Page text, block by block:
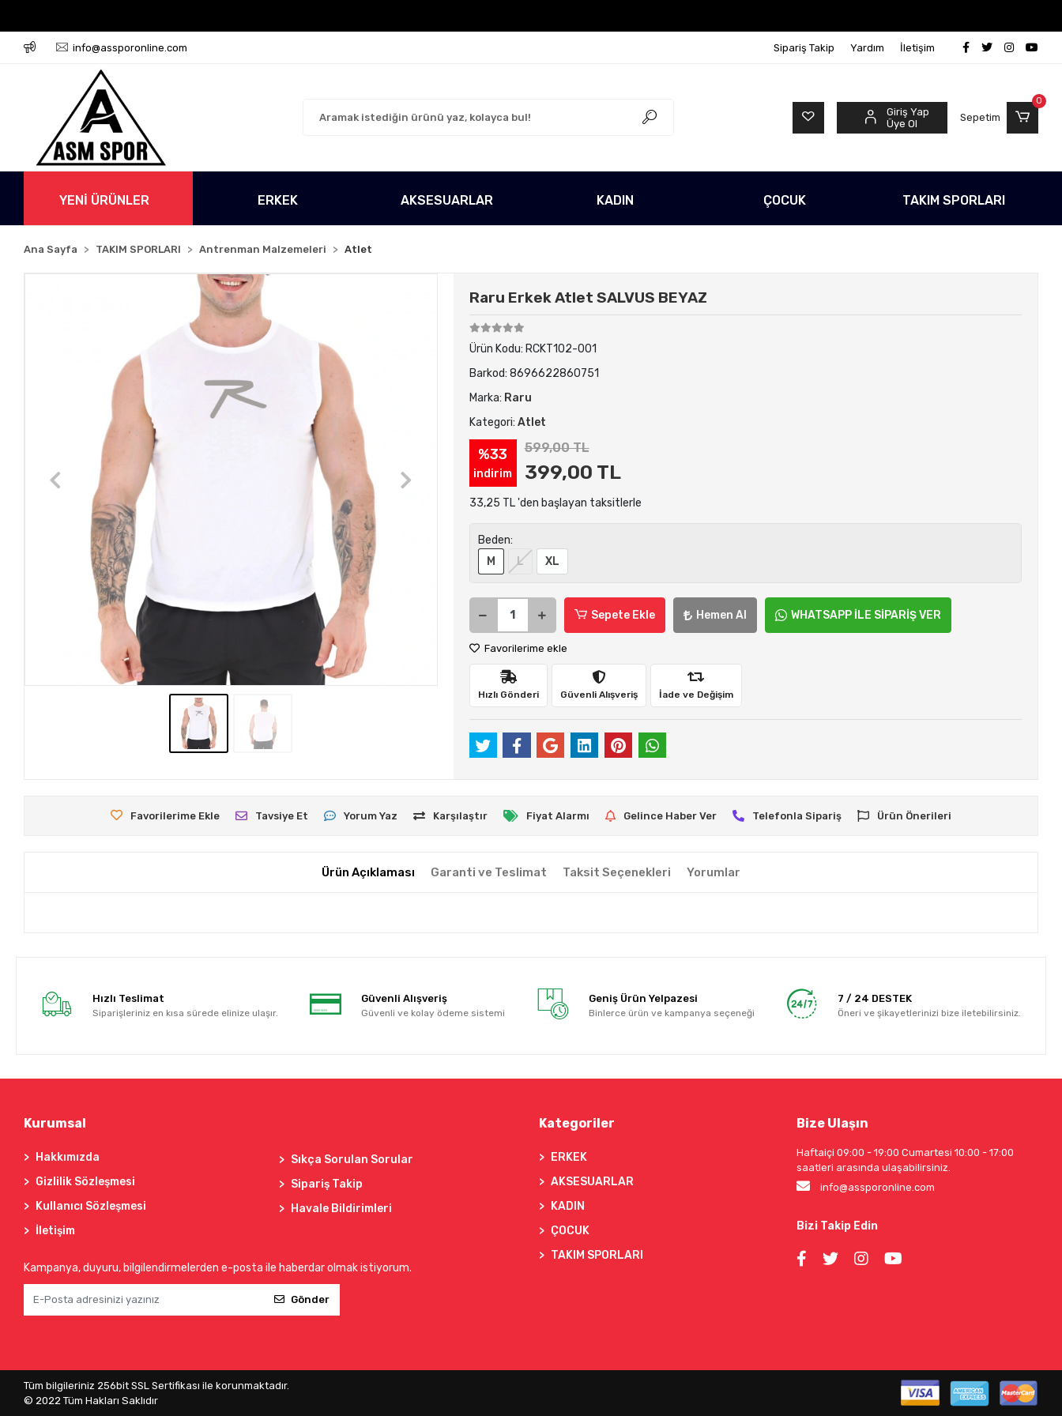
info@assporonline.com Sipariş Takip Yardım İletişim
Giriş Yap
Üye Ol
Sepetim
0
YENİ ÜRÜNLER ERKEK AKSESUARLAR KADIN ÇOCUK TAKIM SPORLARI
Ana Sayfa TAKIM SPORLARI Antrenman Malzemeleri Atlet
Raru Erkek Atlet SALVUS BEYAZ
Ürün Kodu: RCKT102-001
Barkod: 8696622860751
Marka: Raru
Kategori: Atlet
%33
indirim
599,00 TL
399,00 TL
33,25 TL 'den başlayan taksitlerle
Beden:
M
L XL
Sepete Ekle Hemen Al WHATSAPP İLE SİPARİŞ VER
Favorilerime ekle
Hızlı Gönderi Güvenli Alışveriş İade ve Değişim
Favorilerime Ekle Tavsiye Et Yorum Yaz Karşılaştır Fiyat Alarmı Gelince Haber Ver Telefonla Sipariş Ürün Önerileri
Ürün Açıklaması Garanti ve Teslimat Taksit Seçenekleri Yorumlar
Hızlı Teslimat
Siparişleriniz en kısa sürede elinize ulaşır.
Güvenli Alışveriş
Güvenli ve kolay ödeme sistemi
Geniş Ürün Yelpazesi
Binlerce ürün ve kampanya seçeneği
7 / 24 DESTEK
Öneri ve şikayetlerinizi bize iletebilirsiniz.
Kurumsal
Hakkımızda
Gizlilik Sözleşmesi
Kullanıcı Sözleşmesi
İletişim
Sıkça Sorulan Sorular
Sipariş Takip
Havale Bildirimleri
Kampanya, duyuru, bilgilendirmelerden e-posta ile haberdar olmak istiyorum.
Gönder
Kategoriler
ERKEK
AKSESUARLAR
KADIN
ÇOCUK
TAKIM SPORLARI
Bize Ulaşın
Haftaiçi 09:00 - 19:00 Cumartesi 10:00 - 17:00
saatleri arasında ulaşabilirsiniz.
info@assporonline.com
Bizi Takip Edin
Tüm bilgileriniz 256bit SSL Sertifikası ile korunmaktadır.
© 2022Tüm Hakları Saklıdır